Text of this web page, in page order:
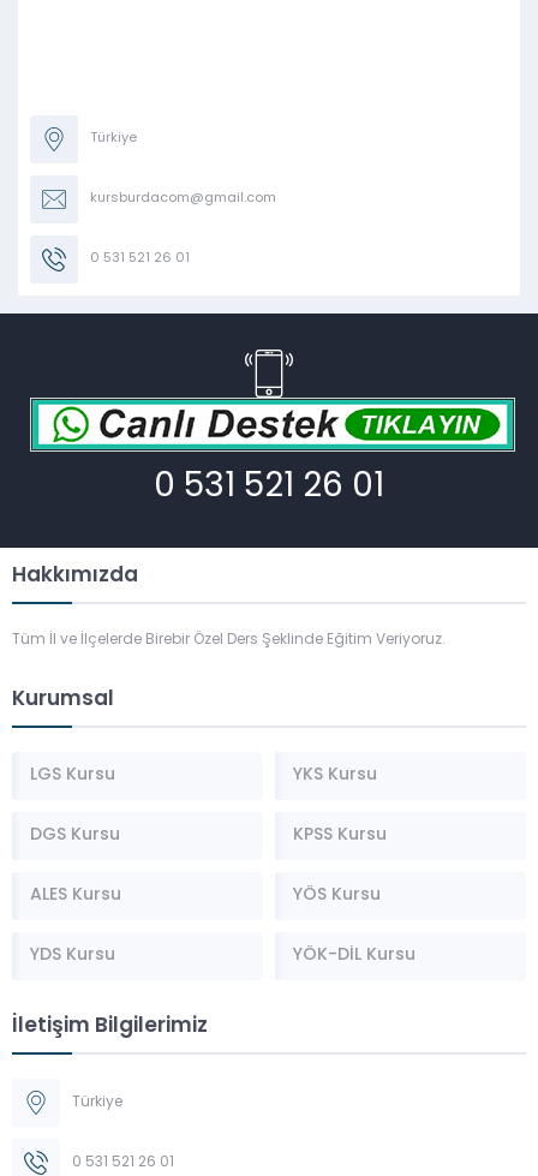
Türkiye
kursburdacom@gmail.com
0 531 521 26 01
0 531 521 26 01
Hakkımızda
Tüm İl ve İlçelerde Birebir Özel Ders Şeklinde Eğitim Veriyoruz.
Kurumsal
LGS Kursu YKS Kursu
DGS Kursu KPSS Kursu
ALES Kursu YÖS Kursu
YDS Kursu YÖK-DİL Kursu
İletişim Bilgilerimiz
Türkiye
0 531 521 26 01